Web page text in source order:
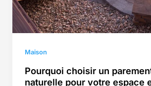
Maison
Pourquoi choisir un
naturelle pour votre espace